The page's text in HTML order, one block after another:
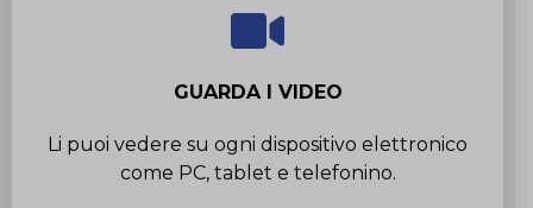
GUARDA I VIDEO
Li puoi vedere su ogni dispositivo elettronico
come PC, tablet e telefonino.